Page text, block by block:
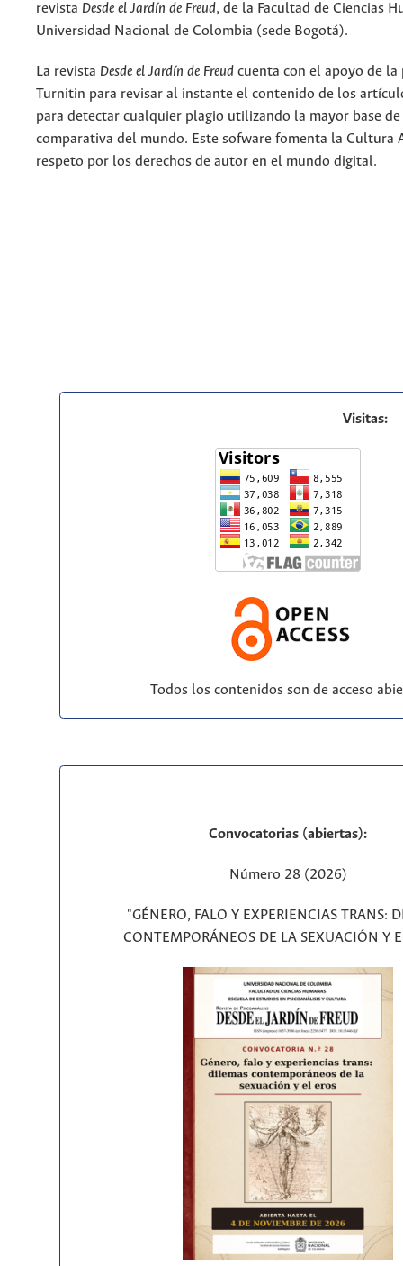
revista Desde el Jardín de Freud, de la Facultad de Ciencias
Universidad Nacional de Colombia (sede Bogotá).
La revista Desde el Jardín de Freud cuenta con el apoyo de
Turnitin para revisar al instante el contenido de los
para detectar cualquier plagio utilizando la mayor base
comparativa del mundo. Este sofware fomenta la Cultura
respeto por los derechos de autor en el mundo digital.
Visitas:
Todos los contenidos son de acceso
Convocatorias (abiertas):
Número 28 (2026)
"GÉNERO, FALO Y EXPERIENCIAS TRANS:
CONTEMPORÁNEOS DE LA SEXUACIÓN Y